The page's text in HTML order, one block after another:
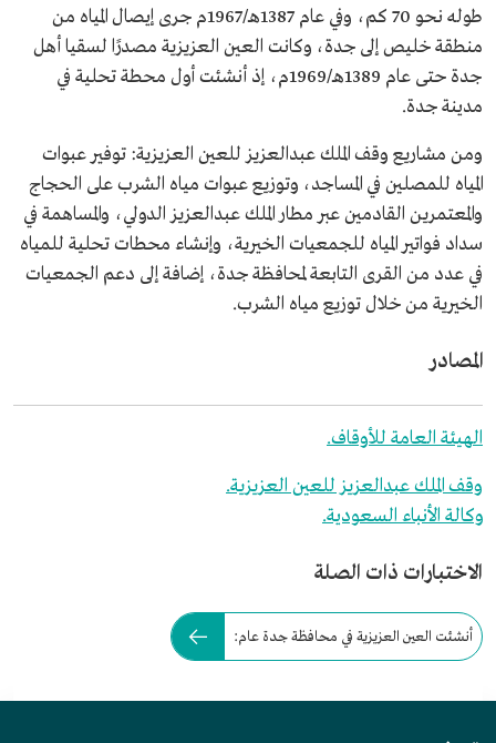
طوله نحو 70 كم، وفي عام 1387هـ/1967م جرى إيصال المياه من
منطقة خليص إلى جدة، وكانت العين العزيزية مصدرًا لسقيا أهل
جدة حتى عام 1389هـ/1969م، إذ أنشئت أول محطة تحلية في
مدينة جدة.
ومن مشاريع وقف الملك عبدالعزيز للعين العزيزية: توفير عبوات
المياه للمصلين في المساجد، وتوزيع عبوات مياه الشرب على الحجاج
والمعتمرين القادمين عبر مطار الملك عبدالعزيز الدولي، والمساهمة في
سداد فواتير المياه للجمعيات الخيرية، وإنشاء محطات تحلية للمياه
في عدد من القرى التابعة لمحافظة جدة، إضافة إلى دعم الجمعيات
الخيرية من خلال توزيع مياه الشرب.
المصادر
الهيئة العامة للأوقاف.
وقف الملك عبدالعزيز للعين العزيزية.
وكالة الأنباء السعودية.
الاختبارات ذات الصلة
أنشئت العين العزيزية في محافظة جدة عام: